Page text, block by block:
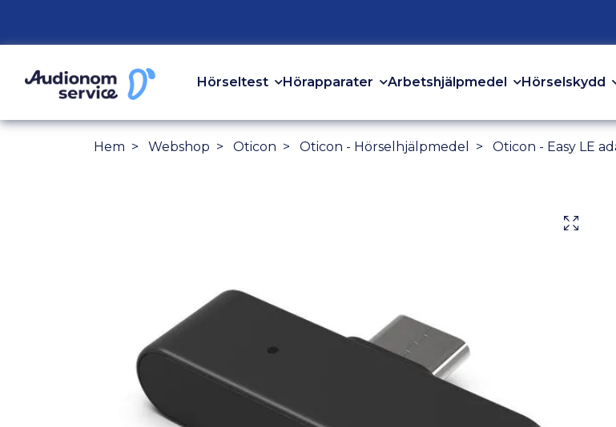
Hörseltest Hörapparater Arbetshjälpmedel Hörselskydd
Hem Webshop Oticon Oticon - Hörselhjälpmedel Oticon - Easy LE